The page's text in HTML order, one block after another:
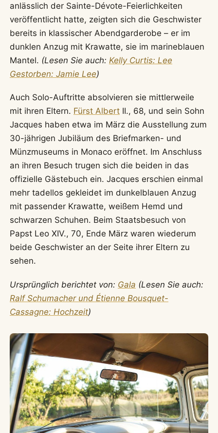
anlässlich der Sainte-Dévote-Feierlichkeiten
veröffentlicht hatte, zeigten sich die Geschwister
bereits in klassischer Abendgarderobe – er im
dunklen Anzug mit Krawatte, sie im marineblauen
Mantel. (Lesen Sie auch: Kelly Curtis: Lee
Gestorben: Jamie Lee)
Auch Solo-Auftritte absolvieren sie mittlerweile
mit ihren Eltern. Fürst Albert II., 68, und sein Sohn
Jacques haben etwa im März die Ausstellung zum
30-jährigen Jubiläum des Briefmarken- und
Münzmuseums in Monaco eröffnet. Im Anschluss
an ihren Besuch trugen sich die beiden in das
offizielle Gästebuch ein. Jacques erschien einmal
mehr tadellos gekleidet im dunkelblauen Anzug
mit passender Krawatte, weißem Hemd und
schwarzen Schuhen. Beim Staatsbesuch von
Papst Leo XIV., 70, Ende März waren wiederum
beide Geschwister an der Seite ihrer Eltern zu
sehen.
Ursprünglich berichtet von: Gala (Lesen Sie auch:
Ralf Schumacher und Étienne Bousquet-
Cassagne: Hochzeit)